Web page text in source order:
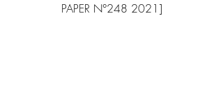
PAPER N°248 2021]